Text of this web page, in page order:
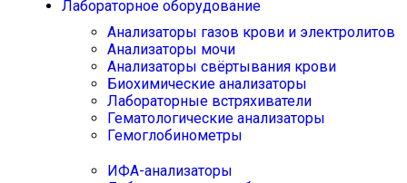
Лабораторное оборудование
Анализаторы газов крови и электролитов
Анализаторы мочи
Анализаторы свёртывания крови
Биохимические анализаторы
Лабораторные встряхиватели
Гематологические анализаторы
Гемоглобинометры
ИФА-анализаторы